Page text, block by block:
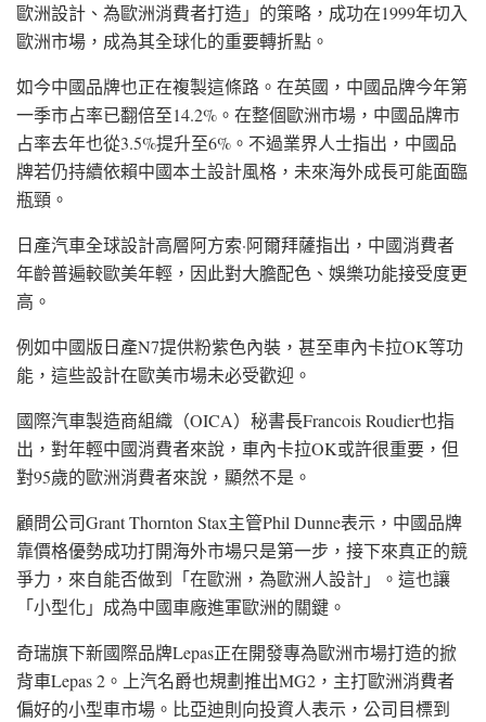
歐洲設計、為歐洲消費者打造」的策略，成功在1999年切入
歐洲市場，成為其全球化的重要轉折點。
如今中國品牌也正在複製這條路。在英國 ，中國品牌今年第
一季市占率已翻倍至14.2%。在整個歐洲市場，中國品牌市
占率去年也從3.5%提升至6%。不過業界人士指出，中國品
牌若仍持續依賴中國本土設計風格，未來海外成長可能面臨
瓶頸。
日產汽車全球設計高層阿方索·阿爾拜薩指出，中國消費者
年齡普遍較歐美年輕，因此對大膽配色、娛樂功能接受度更
高。
例如中國版日產N7提供粉紫色內裝，甚至車內卡拉OK等功
能，這些設計在歐美市場未必受歡迎。
國際汽車製造商組織（OICA）秘書長Francois Roudier也指
出，對年輕中國消費者來說，車內卡拉OK或許很重要，但
對95歲的歐洲消費者來說，顯然不是。
顧問公司Grant Thornton Stax主管Phil Dunne表示，中國品牌
靠價格優勢成功打開海外市場只是第一步，接下來真正的競
爭力，來自能否做到「在歐洲，為歐洲人設計」。這也讓
「小型化」成為中國車廠進軍歐洲的關鍵。
奇瑞旗下新國際品牌Lepas正在開發專為歐洲市場打造的掀
背車Lepas 2 。上汽名爵也規劃推出MG2 ，主打歐洲消費者
偏好的小型車市場。比亞迪則向投資人表示，公司目標到